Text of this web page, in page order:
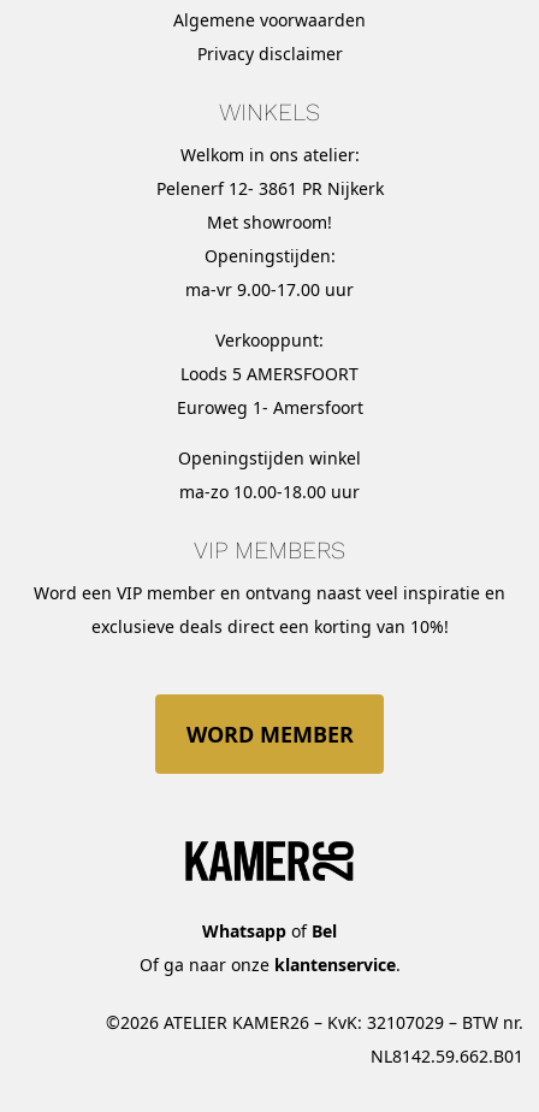
Algemene voorwaarden
Privacy disclaimer
WINKELS
Welkom in ons atelier:
Pelenerf 12- 3861 PR Nijkerk
Met showroom!
Openingstijden:
ma-vr 9.00-17.00 uur
Verkooppunt:
Loods 5 AMERSFOORT
Euroweg 1- Amersfoort
Openingstijden winkel
ma-zo 10.00-18.00 uur
VIP MEMBERS
Word een VIP member en ontvang naast veel inspiratie en
exclusieve deals direct een korting van 10%!
WORD MEMBER
Whatsapp of Bel
Of ga naar onze klantenservice.
©2026 ATELIER KAMER26 – KvK: 32107029 – BTW nr.
NL8142.59.662.B01